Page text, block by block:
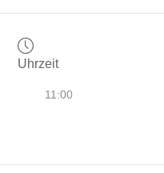
Uhrzeit
11:00